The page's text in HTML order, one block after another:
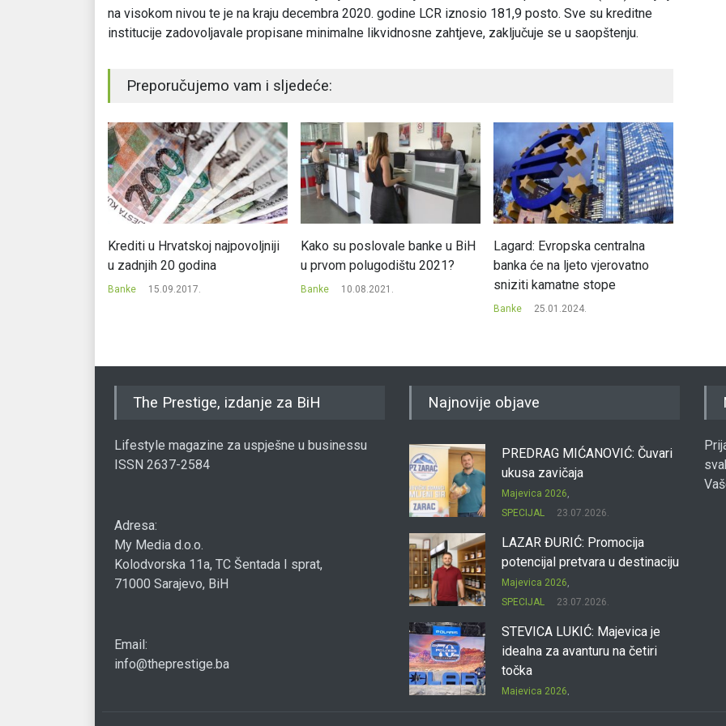
na visokom nivou te je na kraju decembra 2020. godine LCR iznosio 181,9 posto. Sve su kreditne
institucije zadovoljavale propisane minimalne likvidnosne zahtjeve, zaključuje se u saopštenju.
Preporučujemo vam i sljedeće:
Krediti u Hrvatskoj najpovoljniji
u zadnjih 20 godina
Banke 15.09.2017.
Kako su poslovale banke u BiH
u prvom polugodištu 2021?
Banke 10.08.2021.
Lagard: Evropska centralna
banka će na ljeto vjerovatno
sniziti kamatne stope
Banke 25.01.2024.
The Prestige, izdanje za BiH
Lifestyle magazine za uspješne u businessu
ISSN 2637-2584
Adresa:
My Media d.o.o.
Kolodvorska 11a, TC Šentada I sprat,
71000 Sarajevo, BiH
Email:
info@theprestige.ba
Najnovije objave
PREDRAG MIĆANOVIĆ: Čuvari
ukusa zavičaja
Majevica 2026
SPECIJAL
23.07.2026.
LAZAR ĐURIĆ: Promocija
potencijal pretvara u destinaciju
Majevica 2026
SPECIJAL
23.07.2026.
STEVICA LUKIĆ: Majevica je
idealna za avanturu na četiri
točka
Majevica 2026